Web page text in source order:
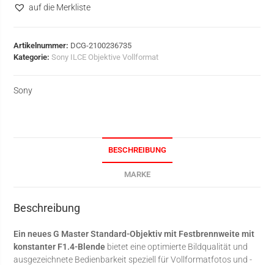
auf die Merkliste
Artikelnummer: DCG-2100236735
Kategorie:Sony ILCE Objektive Vollformat
Sony
BESCHREIBUNG
MARKE
Beschreibung
Ein neues G Master Standard-Objektiv mit Festbrennweite mit
konstanter F1.4-Blende bietet eine optimierte Bildqualität und
ausgezeichnete Bedienbarkeit speziell für Vollformatfotos und -